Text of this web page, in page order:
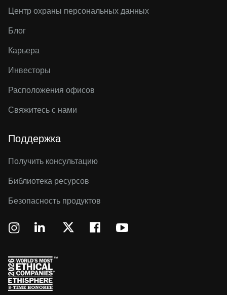
Центр охраны персональных данных
Блог
Карьера
Инвесторы
Расположения офисов
Свяжитесь с нами
Поддержка
Получить консультацию
Библиотека ресурсов
Безопасность продуктов